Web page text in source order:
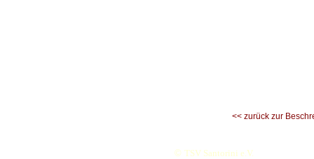
<< zurück zur
© TSV Santorini e.V.